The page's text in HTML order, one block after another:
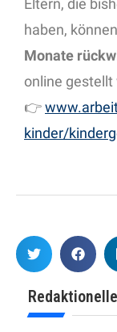
Eltern, die
haben,
Monate
online gestellt
👉
kinder/